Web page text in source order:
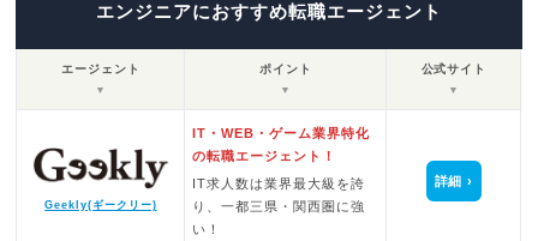
エンジニアにおすすめ転職エージェント
エージェント
▼
ポイント
▼
公式サイト
▼
Geekly(ギークリー)
IT・WEB・ゲーム業界特化
の転職エージェント！
IT求人数は業界最大級を誇
り、一都三県・関西圏に強
い！
詳細